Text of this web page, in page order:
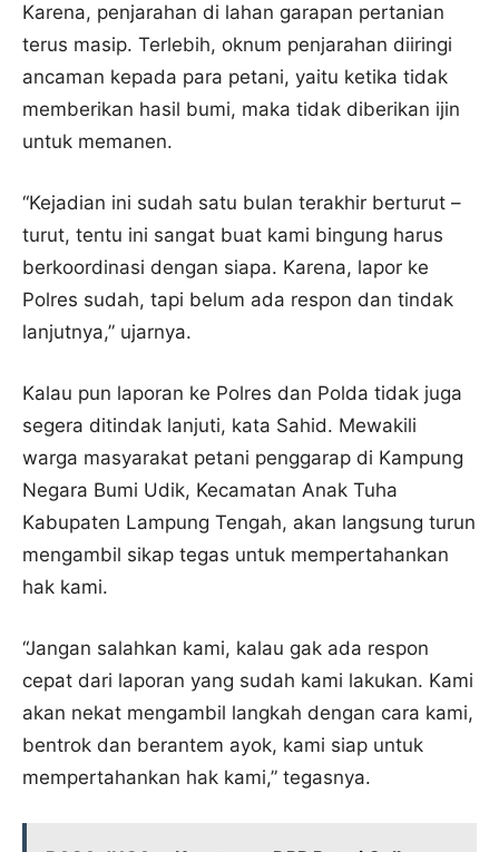
Karena, penjarahan di lahan garapan pertanian
terus masip. Terlebih, oknum penjarahan diiringi
ancaman kepada para petani, yaitu ketika tidak
memberikan hasil bumi, maka tidak diberikan ijin
untuk memanen.
“Kejadian ini sudah satu bulan terakhir berturut –
turut, tentu ini sangat buat kami bingung harus
berkoordinasi dengan siapa. Karena, lapor ke
Polres sudah, tapi belum ada respon dan tindak
lanjutnya,” ujarnya.
Kalau pun laporan ke Polres dan Polda tidak juga
segera ditindak lanjuti, kata Sahid. Mewakili
warga masyarakat petani penggarap di Kampung
Negara Bumi Udik, Kecamatan Anak Tuha
Kabupaten Lampung Tengah, akan langsung turun
mengambil sikap tegas untuk mempertahankan
hak kami.
“Jangan salahkan kami, kalau gak ada respon
cepat dari laporan yang sudah kami lakukan. Kami
akan nekat mengambil langkah dengan cara kami,
bentrok dan berantem ayok, kami siap untuk
mempertahankan hak kami,” tegasnya.